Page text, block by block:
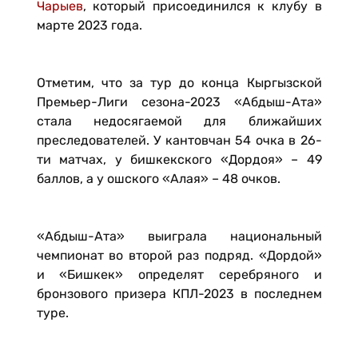
Чарыев, который присоединился к клубу в
марте 2023 года.
Отметим, что за тур до конца Кыргызской
Премьер-Лиги сезона-2023 «Абдыш-Ата»
стала недосягаемой для ближайших
преследователей. У кантовчан 54 очка в 26-
ти матчах, у бишкекского «Дордоя» – 49
баллов, а у ошского «Алая» – 48 очков.
«Абдыш-Ата» выиграла национальный
чемпионат во второй раз подряд. «Дордой»
и «Бишкек» определят серебряного и
бронзового призера КПЛ-2023 в последнем
туре.